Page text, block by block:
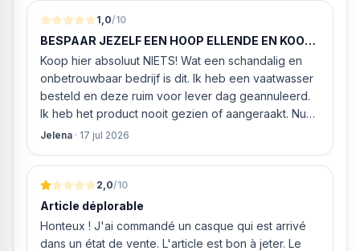
alleszins concurrente prijzen. De vriendelijke
medewerker gaf aan dat, als we gelijk via de
website gingen bestellen en betalen, hij z’n best
ging doen om ‘s middags nog te leveren. Het
bleken geen loze woorden: om 16.00 uur werd de
Neff vaatwasser geleverd en ver
1,0/10
BESPAAR JEZELF EEN HOOP ELLENDE EN KOOP
HIER NIETS!
Koop hier absoluut NIETS! Wat een schandalig en
onbetrouwbaar bedrijf is dit. Ik heb een vaatwasser
besteld en deze ruim voor lever dag geannuleerd.
Ik heb het product nooit gezien of aangeraakt. Nu
weigeren ze gewoon om mijn geld volledig terug te
van MIJN geld inhouden!
Jelena · 17 jul 2026
2,0/10
Article déplorable
Honteux ! J'ai commandé un casque qui est arrivé
dans un état de vente. L'article est bon à jeter. Le